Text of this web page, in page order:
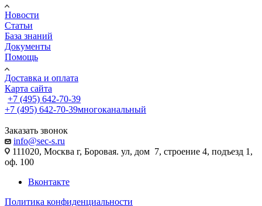
Новости
Статьи
База знаний
Документы
Помощь
Доставка и оплата
Карта сайта
+7 (495) 642-70-39
+7 (495) 642-70-39многоканальный
Заказать звонок
info@sec-s.ru
111020, Москва г, Боровая. ул, дом 7, строение 4, подъезд 1,
оф. 100
Вконтакте
Политика конфиденциальности